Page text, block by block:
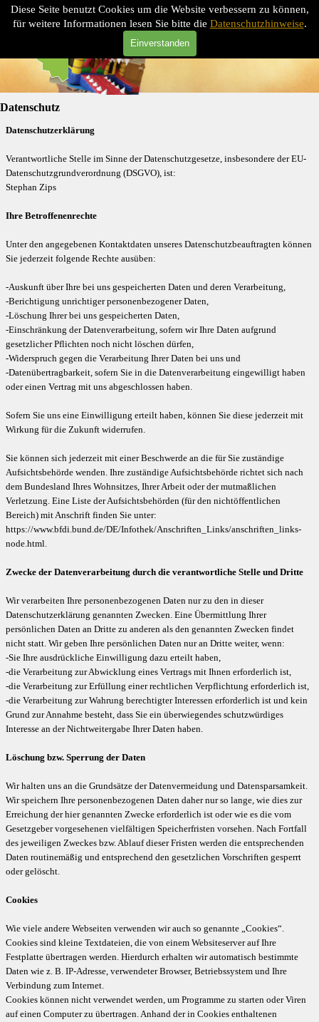
Diese Seite benutzt Cookies um die Website verbessern zu können,
für weitere Informationen lesen Sie bitte die Datenschutzhinweise.
Einverstanden
Direkt zum Seiteninhalt
Menü überspringen
MAGIC-FUN-PROMOTION
Datenschutz
Datenschutzerklärung
Verantwortliche Stelle im Sinne der Datenschutzgesetze, insbesondere der EU-
Datenschutzgrundverordnung (DSGVO), ist:
Stephan Zips
Ihre Betroffenenrechte
Unter den angegebenen Kontaktdaten unseres Datenschutzbeauftragten können
Sie jederzeit folgende Rechte ausüben:
-Auskunft über Ihre bei uns gespeicherten Daten und deren Verarbeitung,
-Berichtigung unrichtiger personenbezogener Daten,
-Löschung Ihrer bei uns gespeicherten Daten,
-Einschränkung der Datenverarbeitung, sofern wir Ihre Daten aufgrund
gesetzlicher Pflichten noch nicht löschen dürfen,
-Widerspruch gegen die Verarbeitung Ihrer Daten bei uns und
-Datenübertragbarkeit, sofern Sie in die Datenverarbeitung eingewilligt haben
oder einen Vertrag mit uns abgeschlossen haben.
Sofern Sie uns eine Einwilligung erteilt haben, können Sie diese jederzeit mit
Wirkung für die Zukunft widerrufen.
Sie können sich jederzeit mit einer Beschwerde an die für Sie zuständige
Aufsichtsbehörde wenden. Ihre zuständige Aufsichtsbehörde richtet sich nach
dem Bundesland Ihres Wohnsitzes, Ihrer Arbeit oder der mutmaßlichen
Verletzung. Eine Liste der Aufsichtsbehörden (für den nichtöffentlichen
Bereich) mit Anschrift finden Sie unter:
https://www.bfdi.bund.de/DE/Infothek/Anschriften_Links/anschriften_links-
node.html.
Zwecke der Datenverarbeitung durch die verantwortliche Stelle und Dritte
Wir verarbeiten Ihre personenbezogenen Daten nur zu den in dieser
Datenschutzerklärung genannten Zwecken. Eine Übermittlung Ihrer
persönlichen Daten an Dritte zu anderen als den genannten Zwecken findet
nicht statt. Wir geben Ihre persönlichen Daten nur an Dritte weiter, wenn:
-Sie Ihre ausdrückliche Einwilligung dazu erteilt haben,
-die Verarbeitung zur Abwicklung eines Vertrags mit Ihnen erforderlich ist,
-die Verarbeitung zur Erfüllung einer rechtlichen Verpflichtung erforderlich ist,
-die Verarbeitung zur Wahrung berechtigter Interessen erforderlich ist und kein
Grund zur Annahme besteht, dass Sie ein überwiegendes schutzwürdiges
Interesse an der Nichtweitergabe Ihrer Daten haben.
Löschung bzw. Sperrung der Daten
Wir halten uns an die Grundsätze der Datenvermeidung und Datensparsamkeit.
Wir speichern Ihre personenbezogenen Daten daher nur so lange, wie dies zur
Erreichung der hier genannten Zwecke erforderlich ist oder wie es die vom
Gesetzgeber vorgesehenen vielfältigen Speicherfristen vorsehen. Nach Fortfall
des jeweiligen Zweckes bzw. Ablauf dieser Fristen werden die entsprechenden
Daten routinemäßig und entsprechend den gesetzlichen Vorschriften gesperrt
oder gelöscht.
Cookies
Wie viele andere Webseiten verwenden wir auch so genannte „Cookies“.
Cookies sind kleine Textdateien, die von einem Websiteserver auf Ihre
Festplatte übertragen werden. Hierdurch erhalten wir automatisch bestimmte
Daten wie z. B. IP-Adresse, verwendeter Browser, Betriebssystem und Ihre
Verbindung zum Internet.
Cookies können nicht verwendet werden, um Programme zu starten oder Viren
auf einen Computer zu übertragen. Anhand der in Cookies enthaltenen